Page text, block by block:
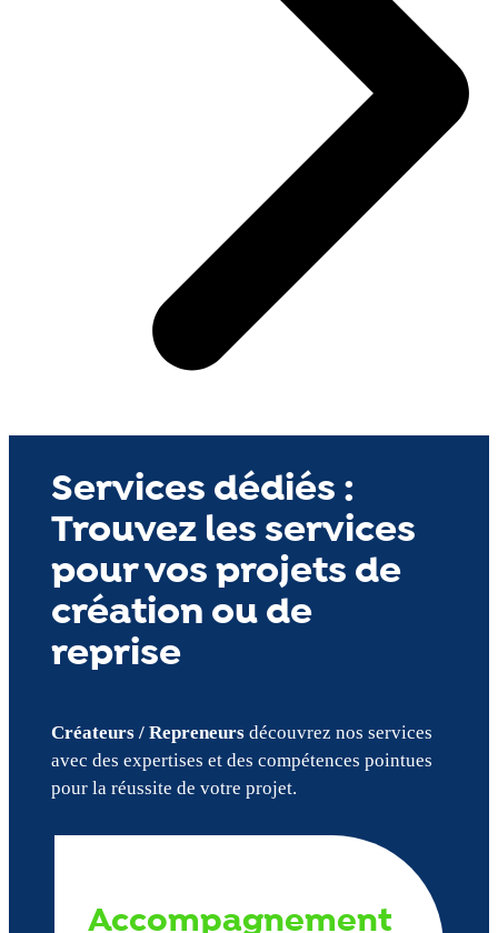
Services dédiés :
Trouvez les services
pour vos projets de
création ou de
reprise
Créateurs / Repreneursdécouvrez nos services
avec des expertises et des compétences pointues
pour la réussite de votre projet.
Accompagnement